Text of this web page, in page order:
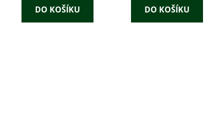
DO KOŠÍKU DO KOŠÍKU